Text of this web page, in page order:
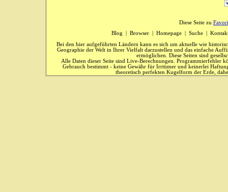
Diese Seite zu
Blog
Browser| Homepage| Suche|
Bei den hier aufgeführten Ländern kann es sich um aktuelle wie
Geographie der Welt in Ihrer Vielfalt darzustellen und das einfache
ermöglichen. Diese Seiten sind
Alle Daten dieser Seite sind Live-Berechnungen. Programmierfehler
Gebrauch bestimmt - keine Gewähr für Irrtümer und keinerlei
theoretisch perfekten Kugelform der Erde,